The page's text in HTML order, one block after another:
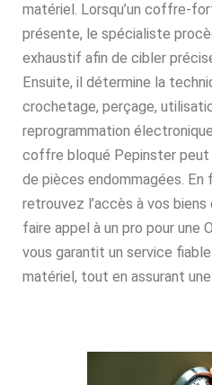
matériel. Lorsqu’un coffre-
présente, le spécialiste
exhaustif afin de cibler
Ensuite, il détermine la
crochetage, perçage,
reprogrammation
coffre bloqué Pepinster peut
de pièces endommagées. En
retrouvez l’accès à vos
faire appel à un pro pour
vous garantit un service
matériel, tout en assurant